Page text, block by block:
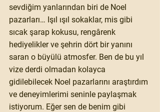
sevdiğim yanlarından biri de Noel
pazarları… Işıl ışıl sokaklar, mis gibi
sıcak şarap kokusu, rengârenk
hediyelikler ve şehrin dört bir yanını
saran o büyülü atmosfer. Ben de bu yıl
vize derdi olmadan kolayca
gidilebilecek Noel pazarlarını araştırdım
ve deneyimlerimi seninle paylaşmak
istiyorum. Eğer sen de benim gibi